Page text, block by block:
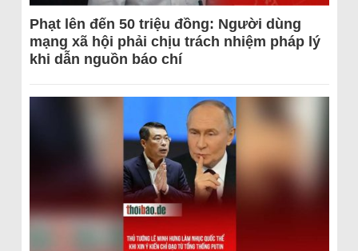
Phạt lên đến 50 triệu đồng: Người dùng
mạng xã hội phải chịu trách nhiệm pháp lý
khi dẫn nguồn báo chí